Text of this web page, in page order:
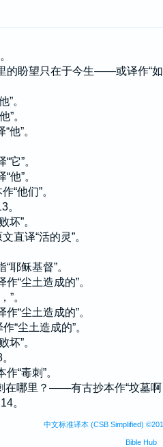
的盼望只在于今生——或译作“
。
。
”。
”。
”。
“他们”。
。
”。
译“活的灵”。
稣基督”。
“尘土造成的”。
”。
“尘土造成的”。
“尘土造成的”。
”。
“毒刺”。
在哪里？——有古抄本作“坟墓啊
。
中文标准译本 (CSB Simplified)
Bible Hub